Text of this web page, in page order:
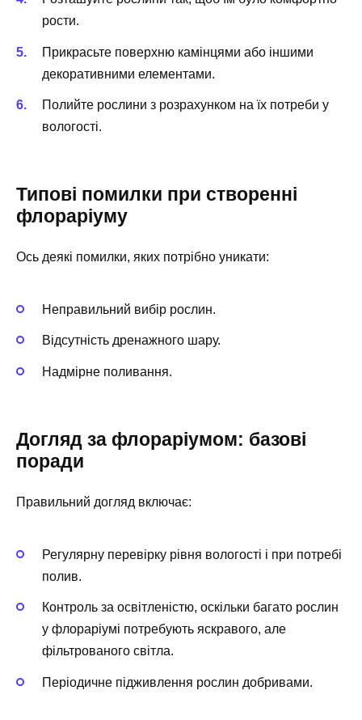
рости.
Прикрасьте поверхню камінцями або іншими
декоративними елементами.
Полийте рослини з розрахунком на їх потреби у
вологості.
Типові помилки при створенні
флораріуму
Ось деякі помилки, яких потрібно уникати:
Неправильний вибір рослин.
Відсутність дренажного шару.
Надмірне поливання.
Догляд за флораріумом: базові
поради
Правильний догляд включає:
Регулярну перевірку рівня вологості і при потребі
полив.
Контроль за освітленістю, оскільки багато рослин
у флораріумі потребують яскравого, але
фільтрованого світла.
Періодичне підживлення рослин добривами.